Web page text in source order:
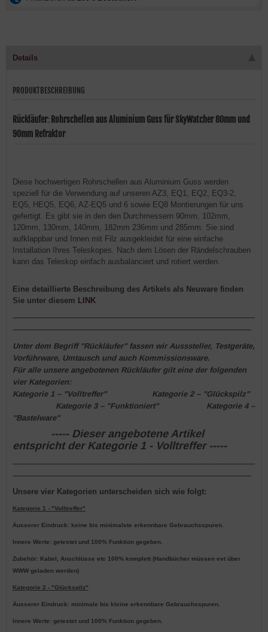
Details
PRODUKTBESCHREIBUNG
Rückläufer: Rohrschellen aus Aluminium Guss für SkyWatcher 80mm und
90mm Refraktor
Diese hochwertigen Rohrschellen aus Aluminium Guss werden
speziell für die Verwendung auf unseren AZ3, EQ1, EQ2, EQ3-2,
EQ5, HEQ5, EQ6, AZ-EQ5 und 6 sowie EQ8 Montierungen für uns
gefertigt. Es gibt sie in den den Durchmessern 90mm, 102mm,
120mm, 130mm, 140mm, 182mm 236mm und 285mm. Sie sind
aufklappbar und Innen mit Filz ausgekleidet für eine einfache
Installation Ihres Teleskopes. Nach dem Lösen der Rändelschrauben
kann das Teleskop einfach ausbalanciert und rotiert werden.
Eine detaillierte Beschreibung des Artikels als Neuware finden
Sie unter diesem LINK
---------------------------------------------------------------------------------------------------------------------------------------
-------------------------------------------------------------------------------------------------------------------------------------
Unter dem Begriff "Rückläufer" fassen wir Ausssteller, Testgeräte,
Vorführware, Umtausch und auch Kommissionsware.
Für alle unsere angebotenen Rückläufer gilt eine der folgenden
vier Kategorien:
Kategorie 1 – "Volltreffer" Kategorie 2– "Glückspilz"
Kategorie 3– "Funktioniert" Kategorie 4–
"Bastelware"
----- Dieser angebotene Artikel
entspricht der Kategorie 1 - Volltreffer -----
---------------------------------------------------------------------------------------------------------------------------------------
-------------------------------------------------------------------------------------------------------------------------------------
Unsere vier Kategorien unterscheiden sich wie folgt:
Kategorie 1 - "Volltreffer"
Äusserer Eindruck: keine bis minimalste erkennbare Gebrauchsspuren.
Innere Werte: getestet und 100% Funktion gegeben.
Zubehör: Kabel, Anschlüsse etc 100% komplett (Handbücher müssen evt über
WWW geladen werden)
Kategorie 2 - "Glückspilz"
Äusserer Eindruck: minimale bis kleine erkennbare Gebrauchsspuren.
Innere Werte: getestet und 100% Funktion gegeben.